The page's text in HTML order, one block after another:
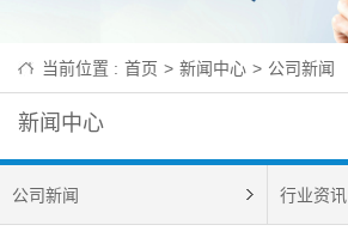
当前位置 : 首页 > 新闻中心 > 公司新闻
新闻中心
公司新闻 行业资讯